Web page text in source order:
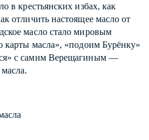
в крестьянских избах, как
отличить настоящее масло от
масло стало мировым
карты масла», «подоим Бурёнку»
с самим Верещагиным —